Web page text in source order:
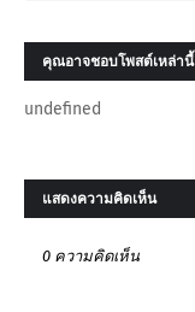
คุณอาจชอบโพสต์เหล่านี้
undefined
แสดงความคิดเห็น
0 ความคิดเห็น